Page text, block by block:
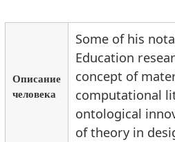
Описание
человека
Some of his
Education
concept of
computational
ontological
of theory in